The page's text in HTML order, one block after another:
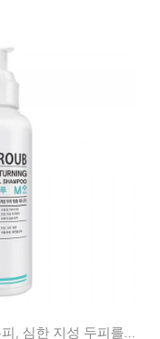
참을 수 없는 문제성 두피, 심한 지성 두피를 위한 순한 샴푸